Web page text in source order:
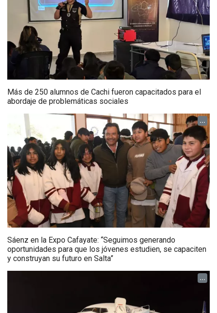
Más de 250 alumnos de Cachi fueron capacitados para el
abordaje de problemáticas sociales
...
Sáenz en la Expo Cafayate: “Seguimos generando
oportunidades para que los jóvenes estudien, se capaciten
y construyan su futuro en Salta”
...